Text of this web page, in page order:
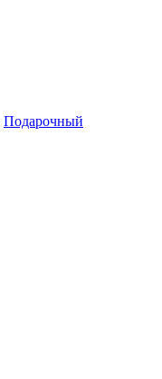
Подарочный